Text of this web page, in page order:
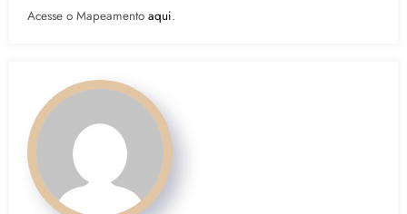
Acesse o Mapeamento aqui.